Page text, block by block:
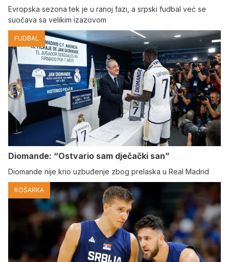
Evropska sezona tek je u ranoj fazi, a srpski fudbal već se
suočava sa velikim izazovom
FUDBAL
Diomande: “Ostvario sam dječački san”
Diomande nije krio uzbuđenje zbog prelaska u Real Madrid
KOŠARKA